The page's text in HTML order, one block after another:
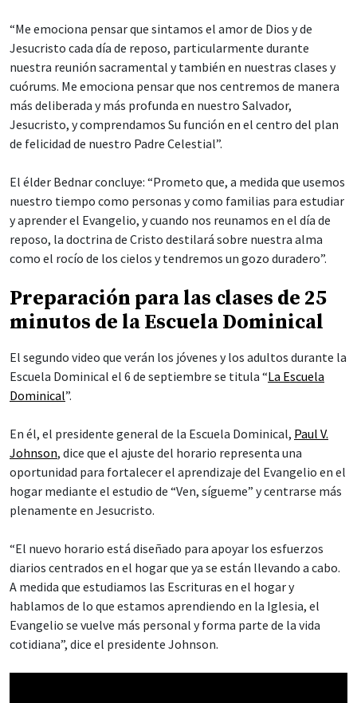
“Me emociona pensar que sintamos el amor de Dios y de
Jesucristo cada día de reposo, particularmente durante
nuestra reunión sacramental y también en nuestras clases y
cuórums. Me emociona pensar que nos centremos de manera
más deliberada y más profunda en nuestro Salvador,
Jesucristo, y comprendamos Su función en el centro del plan
de felicidad de nuestro Padre Celestial”.
El élder Bednar concluye: “Prometo que, a medida que usemos
nuestro tiempo como personas y como familias para estudiar
y aprender el Evangelio, y cuando nos reunamos en el día de
reposo, la doctrina de Cristo destilará sobre nuestra alma
como el rocío de los cielos y tendremos un gozo duradero”.
Preparación para las clases de 25
minutos de la Escuela Dominical
El segundo video que verán los jóvenes y los adultos durante la
Escuela Dominical el 6 de septiembre se titula “La Escuela
Dominical”.
En él, el presidente general de la Escuela Dominical, Paul V.
Johnson, dice que el ajuste del horario representa una
oportunidad para fortalecer el aprendizaje del Evangelio en el
hogar mediante el estudio de “Ven, sígueme” y centrarse más
plenamente en Jesucristo.
“El nuevo horario está diseñado para apoyar los esfuerzos
diarios centrados en el hogar que ya se están llevando a cabo.
A medida que estudiamos las Escrituras en el hogar y
hablamos de lo que estamos aprendiendo en la Iglesia, el
Evangelio se vuelve más personal y forma parte de la vida
cotidiana”, dice el presidente Johnson.